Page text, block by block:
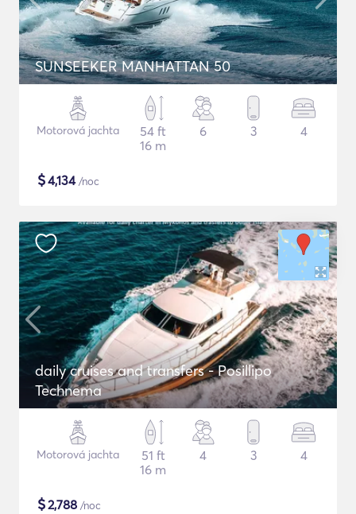
SUNSEEKER MANHATTAN 50
Motorová jachta
54 ft
16 m
6 3 4
$4,134/noc
daily cruises and transfers - Posillipo
Technema
Motorová jachta
51 ft
16 m
4 3 4
$2,788 /noc